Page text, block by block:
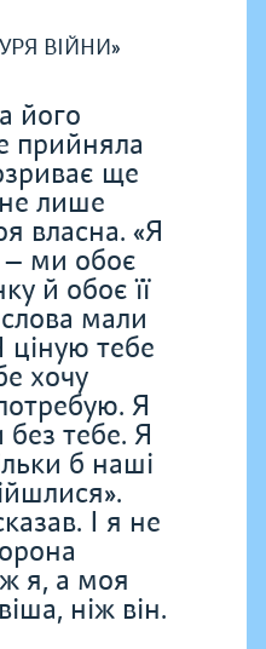
ВІЙНИ»
його
прийняла
ще
лише
власна. «Я
— ми обоє
й обоє її
мали
ціную тебе
хочу
Я
тебе. Я
б наші
І я не
я, а моя
ніж він.